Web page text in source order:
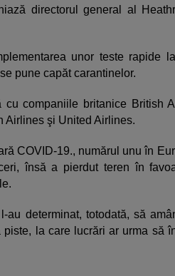
directorul general al
unor teste rapide
pune capăt carantinelor.
companiile britanice British
Airlines şi United Airlines.
COVID-19., numărul unu în
însă a pierdut teren în
determinat, totodată, să
la care lucrări ar urma să